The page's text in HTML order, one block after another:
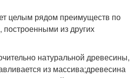
целым рядом преимуществ по
из других
натуральной древесины,
из массива;древесина